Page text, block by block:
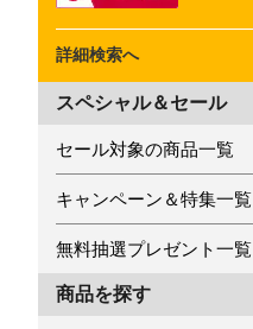
詳細検索へ
スペシャル＆セール
セール対象の商品一覧
キャンペーン＆特集一覧
無料抽選プレゼント一覧
商品を探す